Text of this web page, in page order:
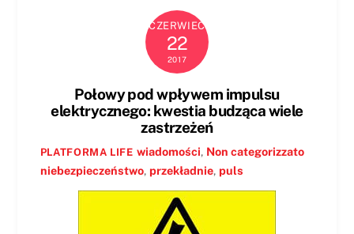
CZERWIEC
22
2017
Połowy pod wpływem impulsu
elektrycznego: kwestia budząca wiele
zastrzeżeń
PLATFORMA LIFE wiadomości, Non categorizzato
niebezpieczeństwo, przekładnie, puls